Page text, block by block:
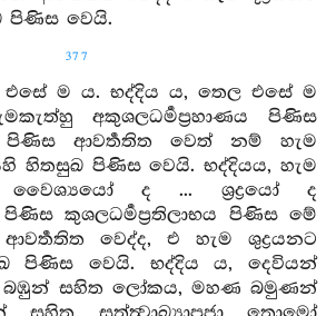
පිණිස වෙයි.
377
එසේ ම ය. භද්දිය ය, තෙල එසේ ම
අකුශලධර්‍මප්‍රහාණය පිණිස
පිණිස ආවර්‍තතිත වෙත් නම් හැම
හිතසුඛ පිණිස වෙයි. භද්දියය, හැම
ද ... ශ්‍රද්‍රයෝ ද
පිණිස කුශලධර්‍මප්‍රතිලාභය පිණිස මේ
ආවර්‍තතිත වෙද්ද, එ හැම ශුද්‍රයනට
පිණිස වෙයි. භද්දිය ය, දෙවියන්
සහිත ලෝකය, මහණ බමුණන්